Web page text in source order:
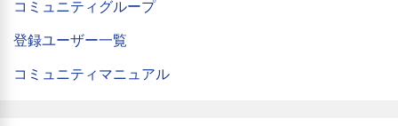
コミュニティグループ
登録ユーザー一覧
コミュニティマニュアル